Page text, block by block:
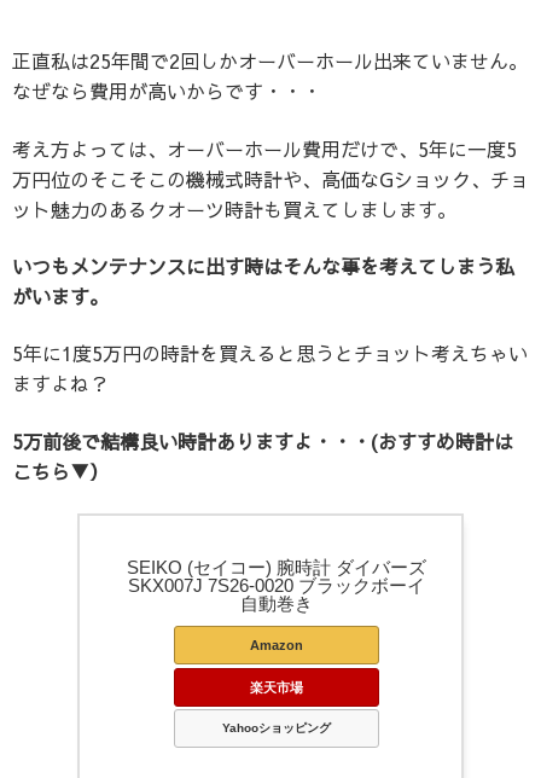
正直私は25年間で2回しかオーバーホール出来ていません。
なぜなら費用が高いからです・・・
考え方よっては、オーバーホール費用だけで、5年に一度5
万円位のそこそこの機械式時計や、高価なGショック、チョ
ット魅力のあるクオーツ時計も買えてしまします。
いつもメンテナンスに出す時はそんな事を考えてしまう私
がいます。
5年に1度5万円の時計を買えると思うとチョット考えちゃい
ますよね？
5万前後で結構良い時計ありますよ・・・(おすすめ時計は
こちら▼）
SEIKO (セイコー) 腕時計 ダイバーズ
SKX007J 7S26-0020 ブラックボーイ
自動巻き
Amazon
楽天市場
Yahooショッピング